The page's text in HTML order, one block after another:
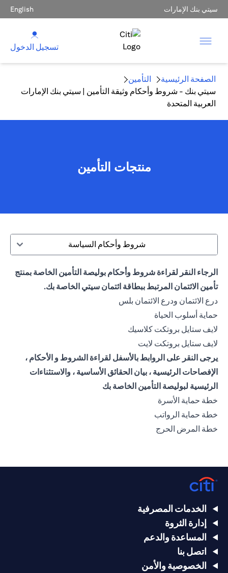
سيتي بنك الإمارات English
تسجيل الدخول
الصفحة الرئيسية
التأمين
سيتي بنك - شروط وأحكام وثيقة التأمين | سيتي بنك الإمارات
العربية المتحدة
منتجات التأمين
شروط وأحكام السياسة
الرجاء النقر لقراءة شروط وأحكام بوليصة التأمين الخاصة بمنتج
تأمين الائتمان المرتبط ببطاقة ائتمان سيتي الخاصة بك.
درع الائتمان ودرع الائتمان بلس
حماية أسلوب الحياة
لايف ستايل بروتكت كلاسيك
لايف ستايل بروتكت لايت
يرجى النقر على الروابط بالأسفل لقراءة الشروط و الأحكام ،
الإفصاحات الرئيسية ، بيان الحقائق الأساسية ، والاستثناءات
الرئيسية لبوليصة التأمين الخاصة بك
خطة حماية الأسرة
خطة حماية الرواتب
خطة المرض الحرج
الخدمات المصرفية
إدارة الثروة
المساعدة والدعم
اتصل بنا
الخصوصية والأمن